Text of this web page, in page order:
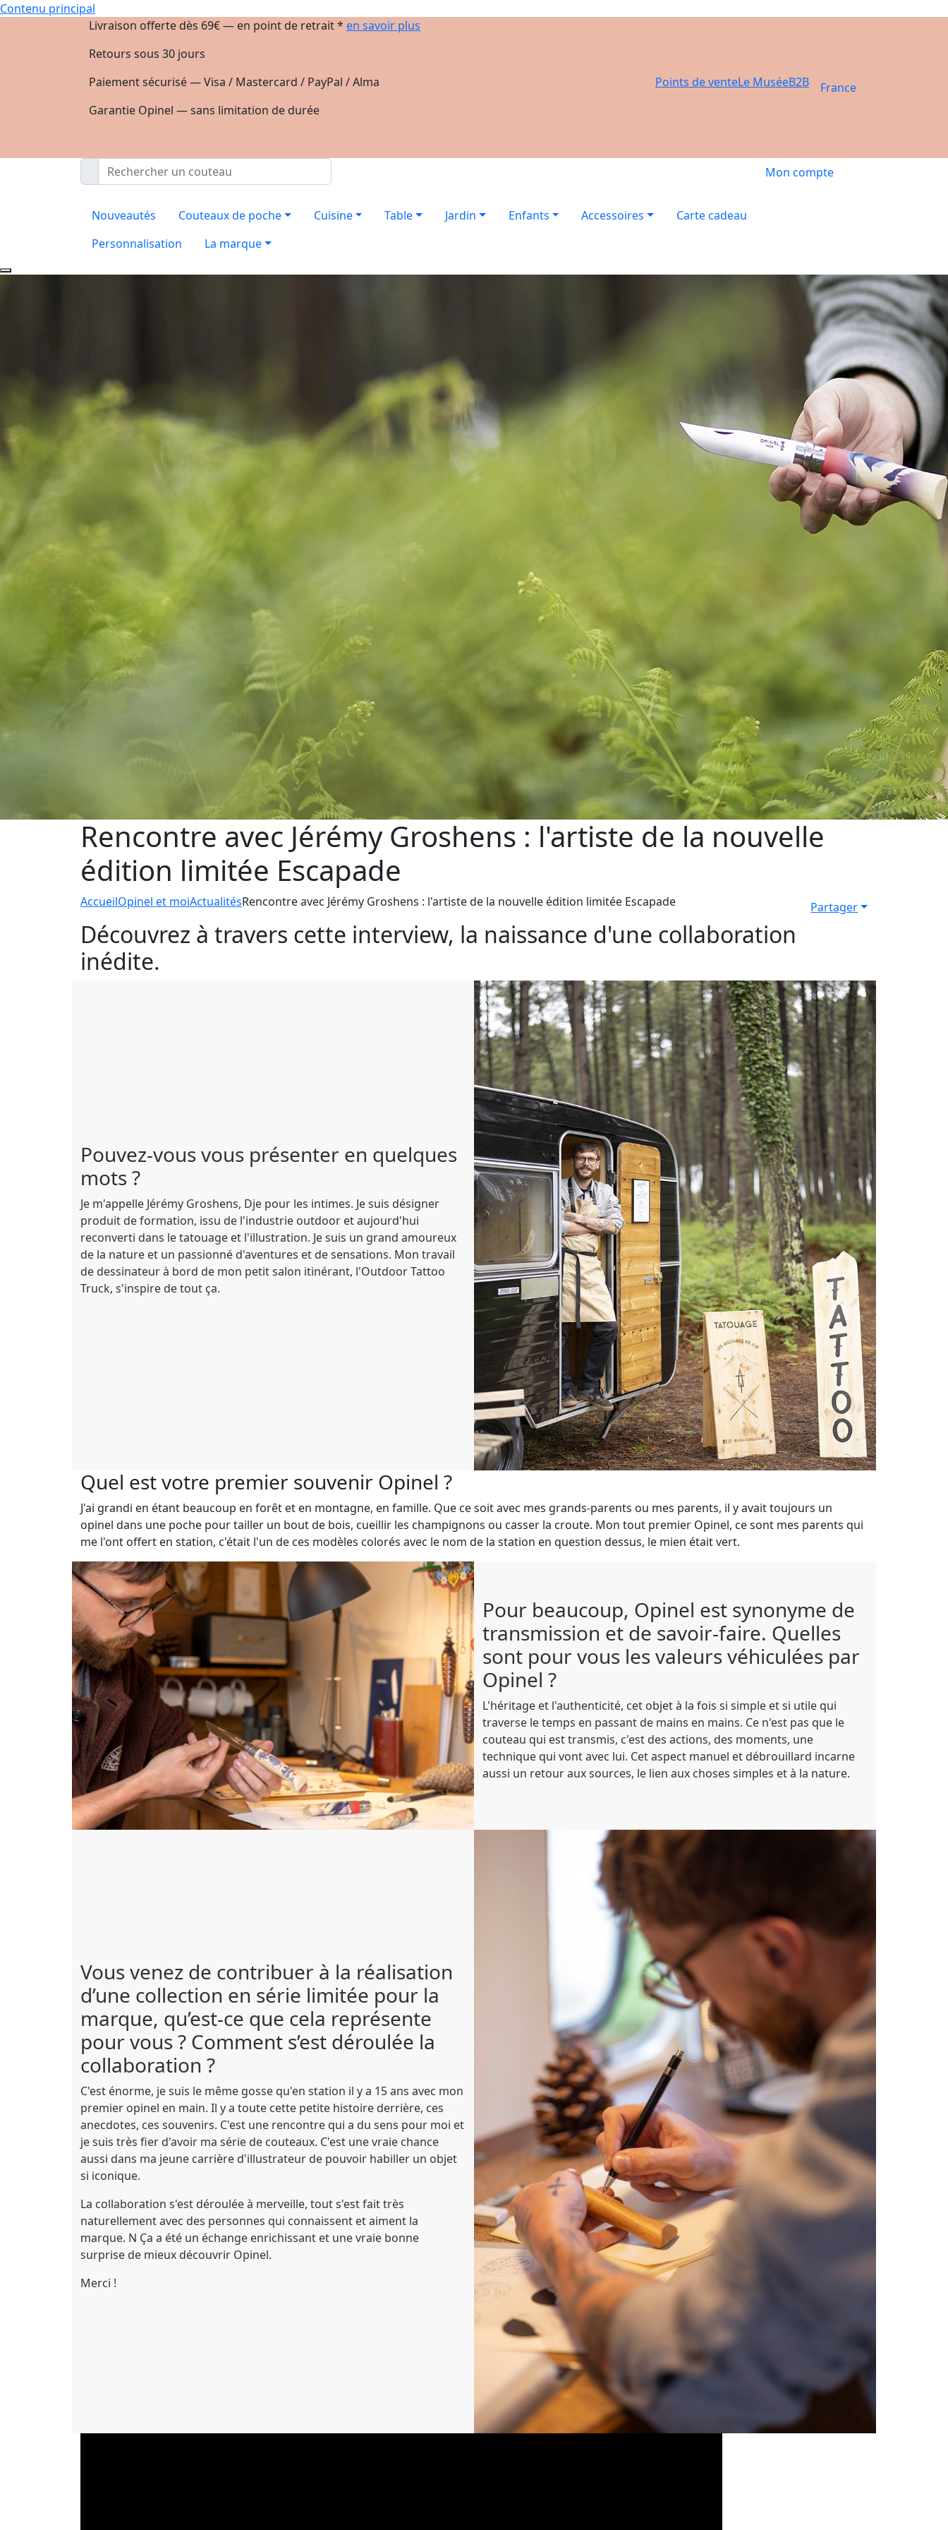
Contenu principal
Livraison offerte dès 69€ — en point de retrait * en savoir plus
Retours sous 30 jours
Paiement sécurisé — Visa / Mastercard / PayPal / Alma
Garantie Opinel — sans limitation de durée
Points de venteLe MuséeB2B France
Mon compte
Nouveautés Couteaux de poche Cuisine Table Jardin Enfants Accessoires
Carte cadeau
Personnalisation
La marque
Rencontre avec Jérémy Groshens : l'artiste de la nouvelle
édition limitée Escapade
AccueilOpinel et moiActualitésRencontre avec Jérémy Groshens : l'artiste de la nouvelle édition limitée Escapade Partager
Découvrez à travers cette interview, la naissance d'une collaboration
inédite.
Pouvez-vous vous présenter en quelques
mots ?
Je m'appelle Jérémy Groshens, Dje pour les intimes. Je suis désigner
produit de formation, issu de l'industrie outdoor et aujourd'hui
reconverti dans le tatouage et l'illustration. Je suis un grand amoureux
de la nature et un passionné d'aventures et de sensations. Mon travail
de dessinateur à bord de mon petit salon itinérant, l'Outdoor Tattoo
Truck, s'inspire de tout ça.
Quel est votre premier souvenir Opinel ?
J'ai grandi en étant beaucoup en forêt et en montagne, en famille. Que ce soit avec mes grands-parents ou mes parents, il y avait toujours un
opinel dans une poche pour tailler un bout de bois, cueillir les champignons ou casser la croute. Mon tout premier Opinel, ce sont mes parents qui
me l'ont offert en station, c'était l'un de ces modèles colorés avec le nom de la station en question dessus, le mien était vert.
Pour beaucoup, Opinel est synonyme de
transmission et de savoir-faire. Quelles
sont pour vous les valeurs véhiculées par
Opinel ?
L'héritage et l'authenticité, cet objet à la fois si simple et si utile qui
traverse le temps en passant de mains en mains. Ce n'est pas que le
couteau qui est transmis, c'est des actions, des moments, une
technique qui vont avec lui. Cet aspect manuel et débrouillard incarne
aussi un retour aux sources, le lien aux choses simples et à la nature.
Vous venez de contribuer à la réalisation
d’une collection en série limitée pour la
marque, qu’est-ce que cela représente
pour vous ? Comment s’est déroulée la
collaboration ?
C'est énorme, je suis le même gosse qu'en station il y a 15 ans avec mon
premier opinel en main. Il y a toute cette petite histoire derrière, ces
anecdotes, ces souvenirs. C'est une rencontre qui a du sens pour moi et
je suis très fier d'avoir ma série de couteaux. C'est une vraie chance
aussi dans ma jeune carrière d'illustrateur de pouvoir habiller un objet
si iconique.
La collaboration s'est déroulée à merveille, tout s'est fait très
naturellement avec des personnes qui connaissent et aiment la
marque. N Ça a été un échange enrichissant et une vraie bonne
surprise de mieux découvrir Opinel.
Merci !